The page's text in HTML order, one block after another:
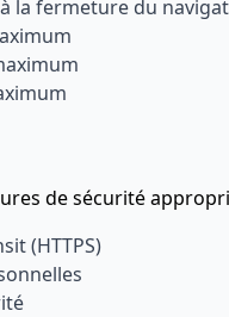
la fermeture du
de sécurité
(HTTPS)